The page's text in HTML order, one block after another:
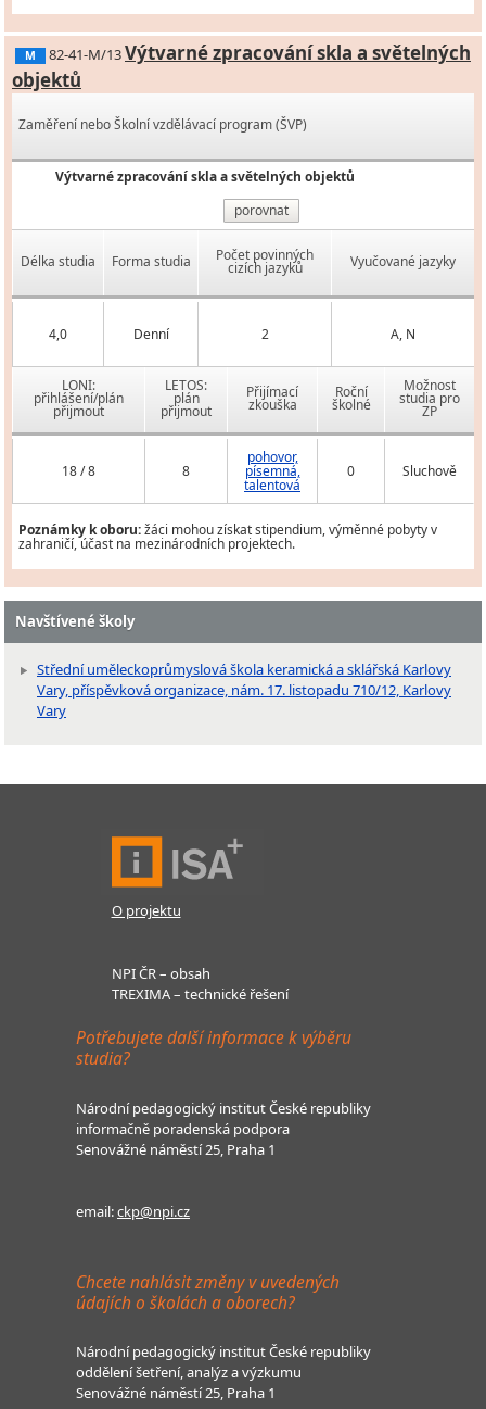
M 82-41-M/13Výtvarné zpracování skla a světelných
objektů
Zaměření nebo Školní vzdělávací program (ŠVP)
Výtvarné zpracování skla a světelných objektů
porovnat
Délka studia Forma studia Počet povinných
cizích jazyků Vyučované jazyky
4,0 Denní 2 A, N
LONI:
přihlášení/plán
přijmout
LETOS:
plán
přijmout
Přijímací
zkouška
Roční
školné
Možnost
studia pro
ZP
18 / 8 8
pohovor,
písemná,
talentová
0 Sluchově
Poznámky k oboru:žáci mohou získat stipendium, výměnné pobyty v
zahraničí, účast na mezinárodních projektech.
Navštívené školy
Střední uměleckoprůmyslová škola keramická a sklářská Karlovy
Vary, příspěvková organizace, nám. 17. listopadu 710/12, Karlovy
Vary
O projektu
NPI ČR – obsah
TREXIMA – technické řešení
Potřebujete další informace k výběru
studia?
Národní pedagogický institut České republiky
informačně poradenská podpora
Senovážné náměstí 25, Praha 1
email:ckp@npi.cz
Chcete nahlásit změny v uvedených
údajích o školách a oborech?
Národní pedagogický institut České republiky
oddělení šetření, analýz a výzkumu
Senovážné náměstí 25, Praha 1